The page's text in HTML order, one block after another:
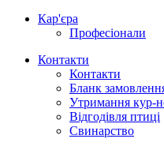
Кар'єра
Професіонали
Контакти
Контакти
Бланк
Утримання кур-
Відгодівля птиці
Свинарство